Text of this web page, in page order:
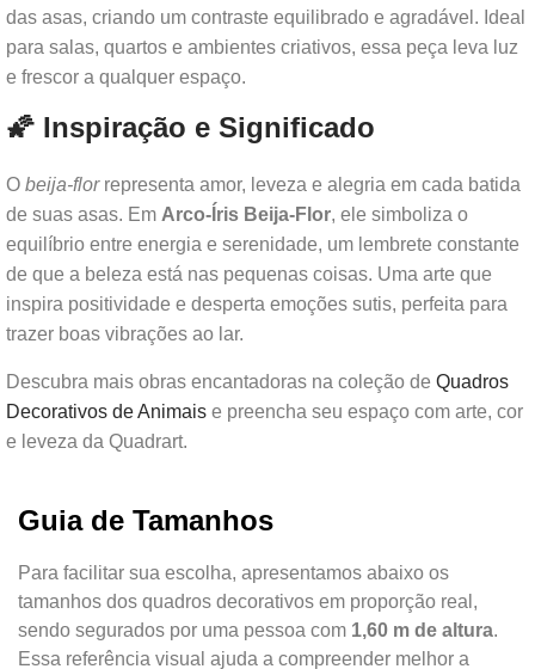
das asas, criando um contraste equilibrado e agradável. Ideal
para salas, quartos e ambientes criativos, essa peça leva luz
e frescor a qualquer espaço.
🌠 Inspiração e Significado
O beija-florrepresenta amor, leveza e alegria em cada batida
de suas asas. Em Arco-Íris Beija-Flor, ele simboliza o
equilíbrio entre energia e serenidade, um lembrete constante
de que a beleza está nas pequenas coisas. Uma arte que
inspira positividade e desperta emoções sutis, perfeita para
trazer boas vibrações ao lar.
Descubra mais obras encantadoras na coleção de Quadros
Decorativos de Animais e preencha seu espaço com arte, cor
e leveza da Quadrart.
Guia de Tamanhos
Para facilitar sua escolha, apresentamos abaixo os
tamanhos dos quadros decorativos em proporção real,
sendo segurados por uma pessoa com 1,60 m de altura.
Essa referência visual ajuda a compreender melhor a